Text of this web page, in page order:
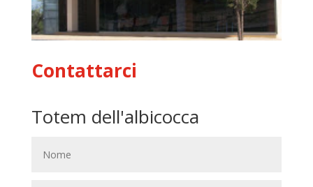
Contattarci
Totem dell'albicocca